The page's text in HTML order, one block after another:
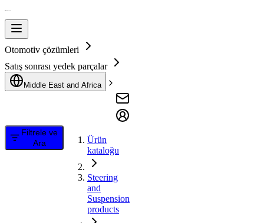
Otomotiv çözümleri
Satış sonrası yedek parçalar
Middle East and Africa
Filtrele ve
Ara
Ürün
kataloğu
Steering
and
Suspension
products